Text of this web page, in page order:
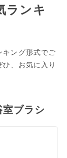
ランキ
キング形式でご
、お気に入り
ブラシ